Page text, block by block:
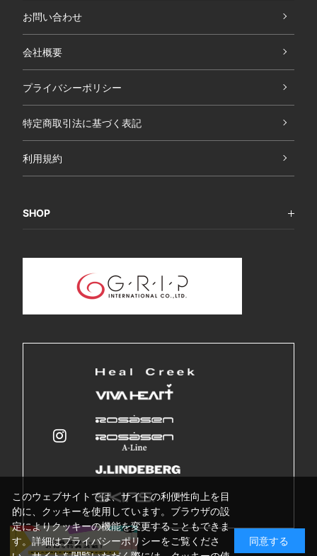
お問い合わせ
会社概要
プライバシーポリシー
特定商取引法に基づく表記
利用規約
SHOP
このウェブサイトでは、サイトの利便性向上を目
的に、クッキーを使用しています。ブラウザの設
定によりクッキーの機能を変更することもできま
す。詳細はプライバシーポリシーをご覧くださ
同意する